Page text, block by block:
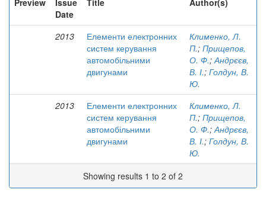
Preview
Issue
Date
Title Author(s)
2013
Елементи електронних
систем керування
автомобільними
двигунами
Клименко, Л.
П.; Прищепов,
О. Ф.;Андрєєв,
В. І.; Голдун, В.
Ю.
2013
Елементи електронних
систем керування
автомобільними
двигунами
Клименко, Л.
П.; Прищепов,
О. Ф.;Андрєєв,
В. І.; Голдун, В.
Ю.
Showing results 1 to 2 of 2